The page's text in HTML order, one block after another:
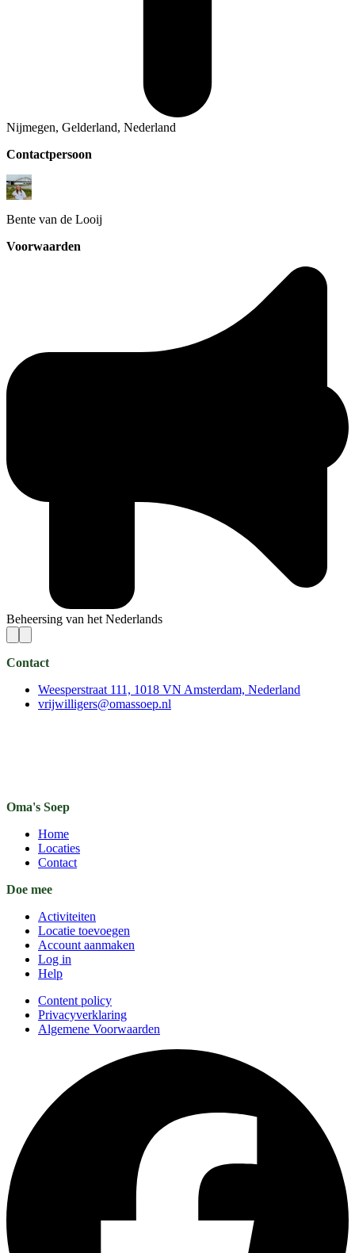
Nijmegen, Gelderland, Nederland
Contactpersoon
Bente van de Looij
Voorwaarden
Beheersing van het Nederlands
Contact
Weesperstraat 111, 1018 VN Amsterdam, Nederland
vrijwilligers@omassoep.nl
Oma's Soep
Home
Locaties
Contact
Doe mee
Activiteiten
Locatie toevoegen
Account aanmaken
Log in
Help
Content policy
Privacyverklaring
Algemene Voorwaarden